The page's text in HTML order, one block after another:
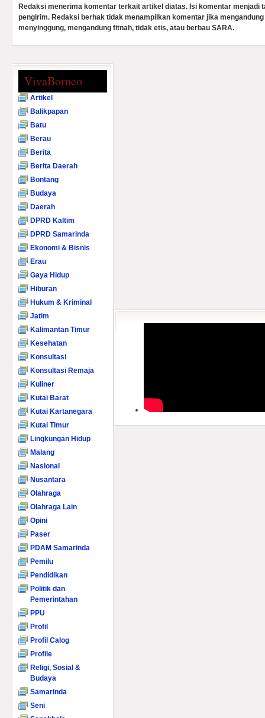
Redaksi menerima komentar terkait artikel diatas. Isi komentar menjadi
pengirim. Redaksi berhak tidak menampilkan komentar jika
menyinggung, mengandung fitnah, tidak etis, atau berbau SARA.
VivaBorneo
Artikel
Balikpapan
Batu
Berau
Berita
Berita Daerah
Bontang
Budaya
Daerah
DPRD Kaltim
DPRD Samarinda
Ekonomi & Bisnis
Erau
Gaya Hidup
Hiburan
Hukum & Kriminal
Jatim
Kalimantan Timur
Kesehatan
Konsultasi
Konsultasi Remaja
Kuliner
Kutai Barat
Kutai Kartanegara
Kutai Timur
Lingkungan Hidup
Malang
Nasional
Nusantara
Olahraga
Olahraga Lain
Opini
Paser
PDAM Samarinda
Pemilu
Pendidikan
Politik dan
Pemerintahan
PPU
Profil
Profil Calog
Profile
Religi, Sosial &
Budaya
Samarinda
Seni